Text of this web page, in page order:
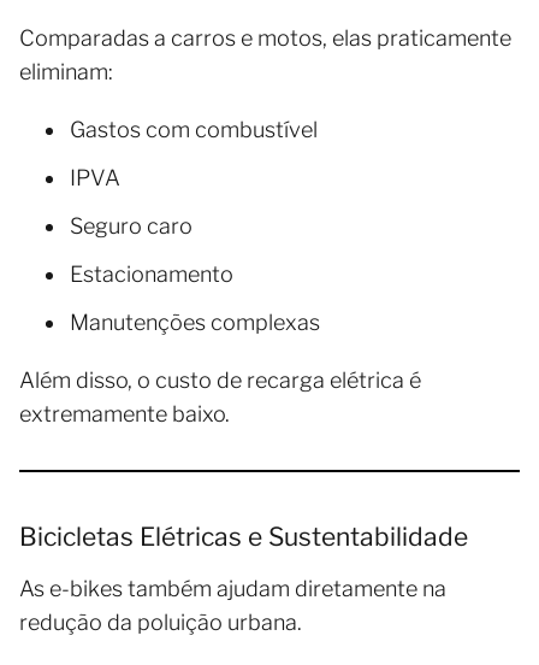
Comparadas a carros e motos, elas praticamente
eliminam:
Gastos com combustível
IPVA
Seguro caro
Estacionamento
Manutenções complexas
Além disso, o custo de recarga elétrica é
extremamente baixo.
Bicicletas Elétricas e Sustentabilidade
As e-bikes também ajudam diretamente na
redução da poluição urbana.